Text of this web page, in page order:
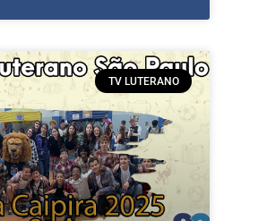
TV LUTERANO